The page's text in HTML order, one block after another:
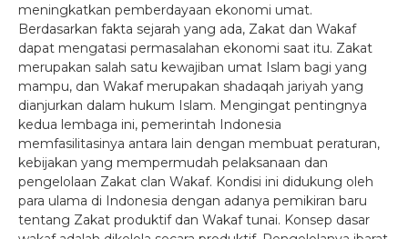
meningkatkan pemberdayaan ekonomi umat.
Berdasarkan fakta sejarah yang ada, Zakat dan Wakaf
dapat mengatasi permasalahan ekonomi saat itu. Zakat
merupakan salah satu kewajiban umat Islam bagi yang
mampu, dan Wakaf merupakan shadaqah jariyah yang
dianjurkan dalam hukum Islam. Mengingat pentingnya
kedua lembaga ini, pemerintah Indonesia
memfasilitasinya antara lain dengan membuat peraturan,
kebijakan yang mempermudah pelaksanaan dan
pengelolaan Zakat clan Wakaf. Kondisi ini didukung oleh
para ulama di Indonesia dengan adanya pemikiran baru
tentang Zakat produktif dan Wakaf tunai. Konsep dasar